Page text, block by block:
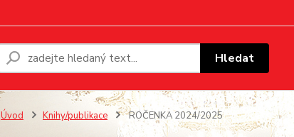
Hledat
Úvod Knihy/publikace ROČENKA 2024/2025